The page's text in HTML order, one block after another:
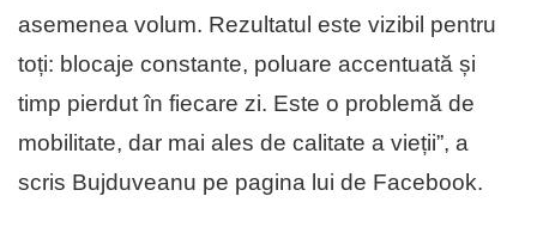
asemenea volum. Rezultatul este vizibil pentru
toți: blocaje constante, poluare accentuată și
timp pierdut în fiecare zi. Este o problemă de
mobilitate, dar mai ales de calitate a vieții”, a
scris Bujduveanu pe pagina lui de Facebook.